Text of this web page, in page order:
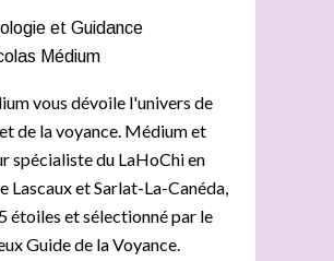
vous dévoile l'univers de
de la voyance. Médium et
spécialiste du LaHoChi en
Lascaux et Sarlat-La-Canéda,
étoiles et sélectionné par le
Guide de la Voyance.